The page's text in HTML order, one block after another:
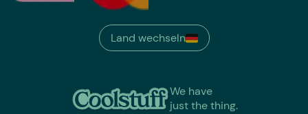
We have
just the thing.
Land wechseln